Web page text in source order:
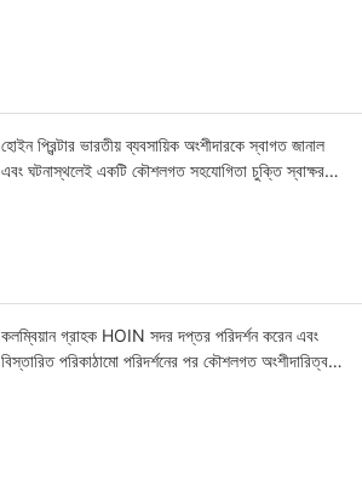
হোইন প্রিন্টার ভারতীয় ব্যবসায়িক অংশীদারকে স্বাগত জানাল
এবং ঘটনাস্থলেই একটি কৌশলগত সহযোগিতা চুক্তি স্বাক্ষর
কলম্বিয়ান গ্রাহক HOIN সদর দপ্তর পরিদর্শন করেন এবং
বিস্তারিত পরিকাঠামো পরিদর্শনের পর কৌশলগত অংশীদারিত্ব